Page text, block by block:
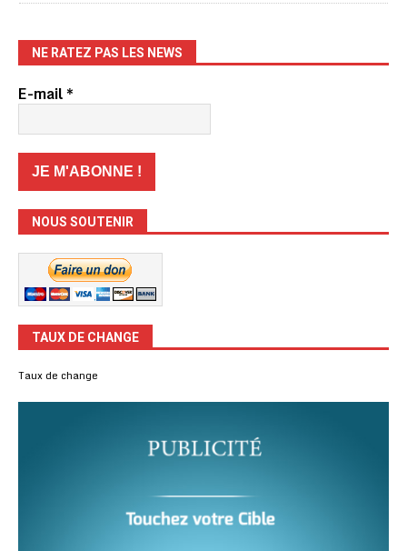
NE RATEZ PAS LES NEWS
E-mail*
NOUS SOUTENIR
TAUX DE CHANGE
Taux de change